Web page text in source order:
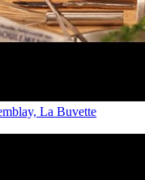
La Buvette